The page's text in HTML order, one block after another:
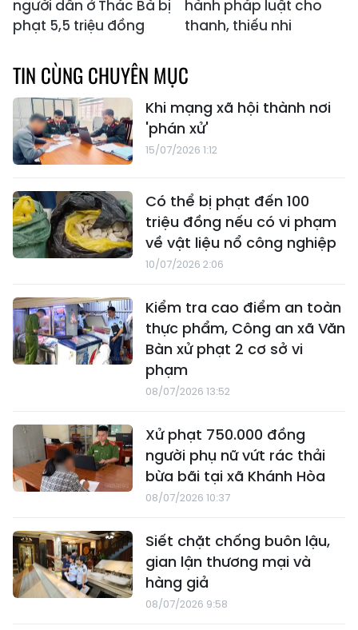
người dân ở Thác Bà bị
phạt 5,5 triệu đồng
hành pháp luật cho
thanh, thiếu nhi
TIN CÙNG CHUYÊN MỤC
Khi mạng xã hội thành nơi
'phán xử'
15/07/2026 1:12
Có thể bị phạt đến 100
triệu đồng nếu có vi phạm
về vật liệu nổ công nghiệp
10/07/2026 2:06
Kiểm tra cao điểm an toàn
thực phẩm, Công an xã Văn
Bàn xử phạt 2 cơ sở vi
phạm
08/07/2026 13:52
Xử phạt 750.000 đồng
người phụ nữ vứt rác thải
bừa bãi tại xã Khánh Hòa
08/07/2026 10:37
Siết chặt chống buôn lậu,
gian lận thương mại và
hàng giả
08/07/2026 9:58